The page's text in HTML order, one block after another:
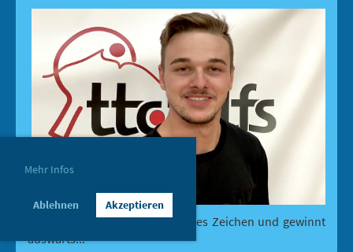
Mehr Infos
Ablehnen Akzeptieren
Unser TTC Telfs 1 setzt ein erstes Zeichen und gewinnt
auswärts...